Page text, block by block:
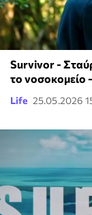
Survivor -
το νοσοκομείο
Life 25.05.2026